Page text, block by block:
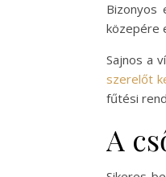
Bizonyos
közepére
Sajnos a
szerelőt
fűtési
A